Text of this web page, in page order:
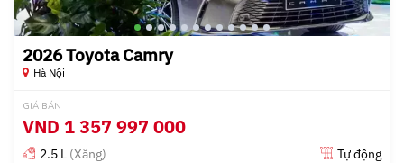
2026 Toyota Camry
Hà Nội
GIÁ BÁN
VND 1 357 997 000
2.5 L (Xăng) Tự động